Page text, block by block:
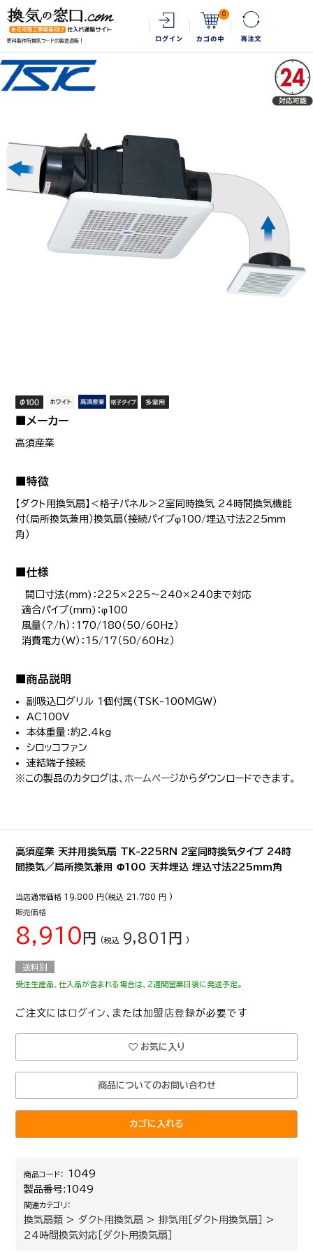
更科製作所換気フードの製造直販！
0
■メーカー
高須産業
■特徴
【ダクト用換気扇】＜格子パネル＞2室同時換気 24時間換気機能
付（局所換気兼用）換気扇（接続パイプφ100/埋込寸法225mm
角）
■仕様
開口寸法(mm)：225×225～240×240まで対応
適合パイプ(mm)：φ100
風量（?/h）：170/180（50/60Hz）
消費電力（W）：15/17（50/60Hz）
■商品説明
副吸込口グリル 1個付属（TSK-100MGW）
AC100V
本体重量：約2.4kg
シロッコファン
速結端子接続
※この製品のカタログは、 ホームページからダウンロードできます。
高須産業 天井用換気扇 TK-225RN 2室同時換気タイプ 24時
間換気／局所換気兼用 Φ100 天井埋込 埋込寸法225mm角
当店通常価格 19,800 円(税込 21,780
円 )
販売価格
8,910 円 (税込 9,801 円 )
送料別
受注生産品、仕入品が含まれる場合は、2週間営業日後に発送予定。
ご注文には ログイン 、または加盟店登録が必要です
お気に入り
商品についてのお問い合わせ
カゴに入れる
商品コード：
1049
製品番号:1049
関連カテゴリ：
換気扇類 > ダクト用換気扇 >排気用［ダクト用換気扇］
>
24時間換気対応［ダクト用換気扇］